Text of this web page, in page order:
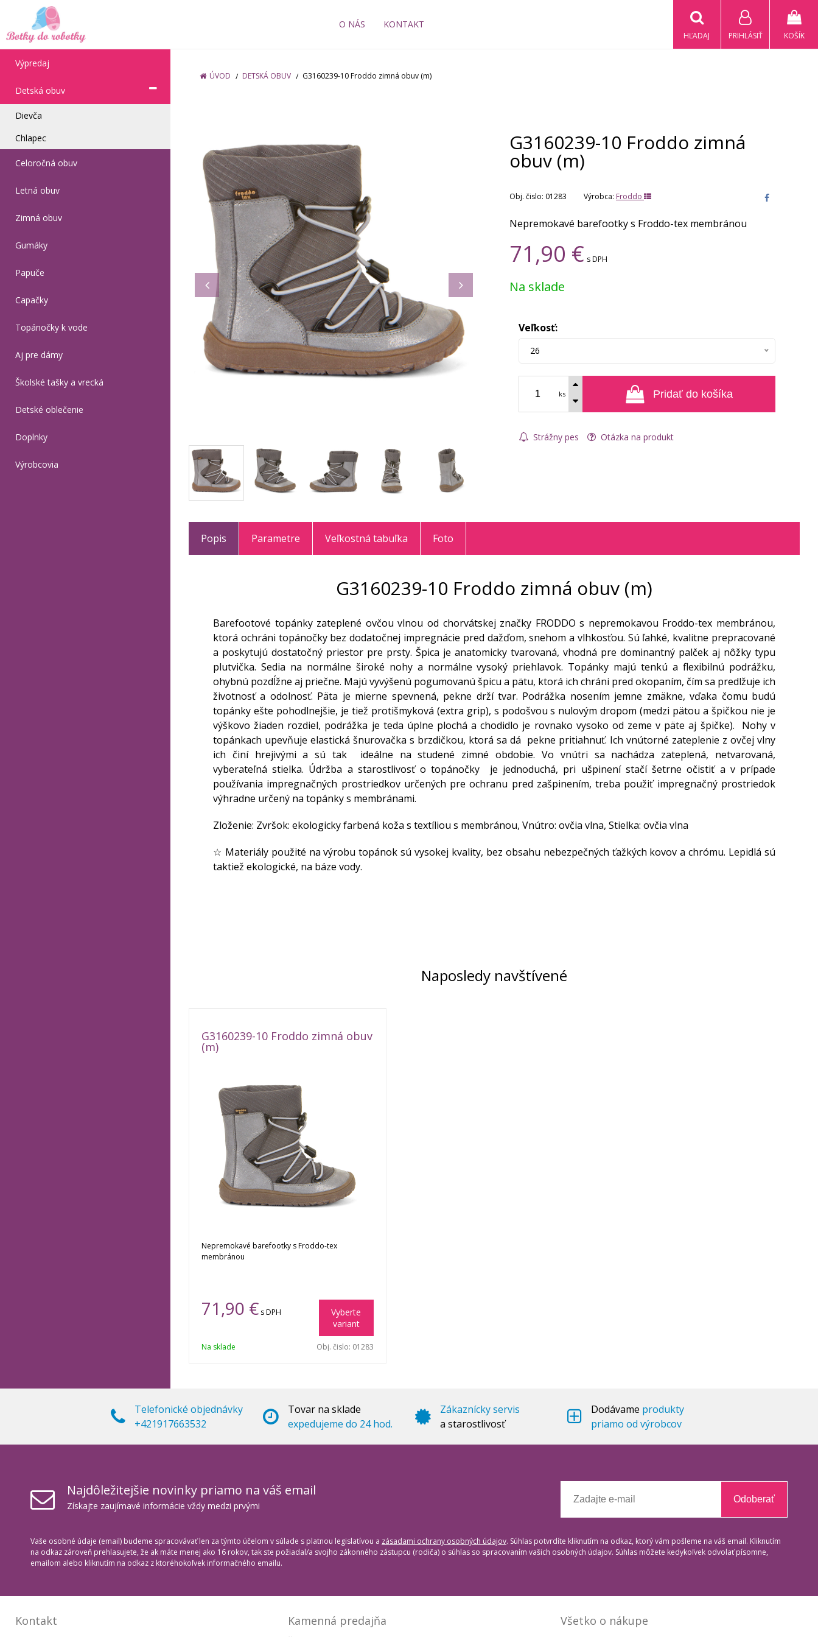
O NÁS KONTAKT
KOŠÍK
PRIHLÁSIŤ
HĽADAJ
Výpredaj
Detská obuv
Dievča
Chlapec
Celoročná obuv
Letná obuv
Zimná obuv
Gumáky
Papuče
Capačky
Topánočky k vode
Aj pre dámy
Školské tašky a vrecká
Detské oblečenie
Doplnky
Výrobcovia
ÚVOD DETSKÁ OBUV G3160239-10 Froddo zimná obuv (m)
G3160239-10 Froddo zimná
obuv (m)
Obj. čislo: 01283 Výrobca: Froddo
Nepremokavé barefootky s Froddo-tex membránou
71,90 € s DPH
Na sklade
Veľkosť:
26
ks Pridať do košíka
Strážny pes Otázka na produkt
Popis Parametre Veľkostná tabuľka Foto
G3160239-10 Froddo zimná obuv (m)
Barefootové topánky zateplené ovčou vlnou od chorvátskej značky FRODDO s nepremokavou Froddo-tex membránou,
ktorá ochráni topánočky bez dodatočnej impregnácie pred dažďom, snehom a vlhkosťou. Sú ľahké, kvalitne prepracované
a poskytujú dostatočný priestor pre prsty. Špica je anatomicky tvarovaná, vhodná pre dominantný palček aj nôžky typu
plutvička. Sedia na normálne široké nohy a normálne vysoký priehlavok. Topánky majú tenkú a flexibilnú podrážku,
ohybnú pozdĺžne aj priečne. Majú vyvýšenú pogumovanú špicu a pätu, ktorá ich chráni pred okopaním, čím sa predlžuje ich
životnosť a odolnosť. Päta je mierne spevnená, pekne drží tvar. Podrážka nosením jemne zmäkne, vďaka čomu budú
topánky ešte pohodlnejšie, je tiež protišmyková (extra grip), s podošvou s nulovým dropom (medzi pätou a špičkou nie je
výškovo žiaden rozdiel, podrážka je teda úplne plochá a chodidlo je rovnako vysoko od zeme v päte aj špičke). Nohy v
topánkach upevňuje elastická šnurovačka s brzdičkou, ktorá sa dá pekne pritiahnuť. Ich vnútorné zateplenie z ovčej vlny
ich činí hrejivými a sú tak ideálne na studené zimné obdobie. Vo vnútri sa nachádza zateplená, netvarovaná,
vyberateľná stielka. Údržba a starostlivosť o topánočky je jednoduchá, pri ušpinení stačí šetrne očistiť a v prípade
používania impregnačných prostriedkov určených pre ochranu pred zašpinením, treba použiť impregnačný prostriedok
výhradne určený na topánky s membránami.
Zloženie: Zvršok: ekologicky farbená koža s textíliou s membránou, Vnútro: ovčia vlna, Stielka: ovčia vlna
☆ Materiály použité na výrobu topánok sú vysokej kvality, bez obsahu nebezpečných ťažkých kovov a chrómu. Lepidlá sú
taktiež ekologické, na báze vody.
Naposledy navštívené
G3160239-10 Froddo zimná obuv
(m)
Nepremokavé barefootky s Froddo-tex
membránou
71,90 € s DPH
Vyberte
variant
Na sklade Obj. čislo: 01283
Telefonické objednávky
+421917663532
Tovar na sklade
expedujeme do 24 hod.
Zákaznícky servis
a starostlivosť
Dodávame produkty
priamo od výrobcov
Najdôležitejšie novinky priamo na váš email
Získajte zaujímavé informácie vždy medzi prvými
Odoberať
Vaše osobné údaje (email) budeme spracovávať len za týmto účelom v súlade s platnou legislatívou a zásadami ochrany osobných údajov. Súhlas potvrdíte kliknutím na odkaz, ktorý vám pošleme na váš email. Kliknutím
na odkaz zároveň prehlasujete, že ak máte menej ako 16 rokov, tak ste požiadal/a svojho zákonného zástupcu (rodiča) o súhlas so spracovaním vašich osobných údajov. Súhlas môžete kedykoľvek odvolať písomne,
emailom alebo kliknutím na odkaz z ktoréhokoľvek informačného emailu.
Kontakt Kamenná predajňa Všetko o nákupe